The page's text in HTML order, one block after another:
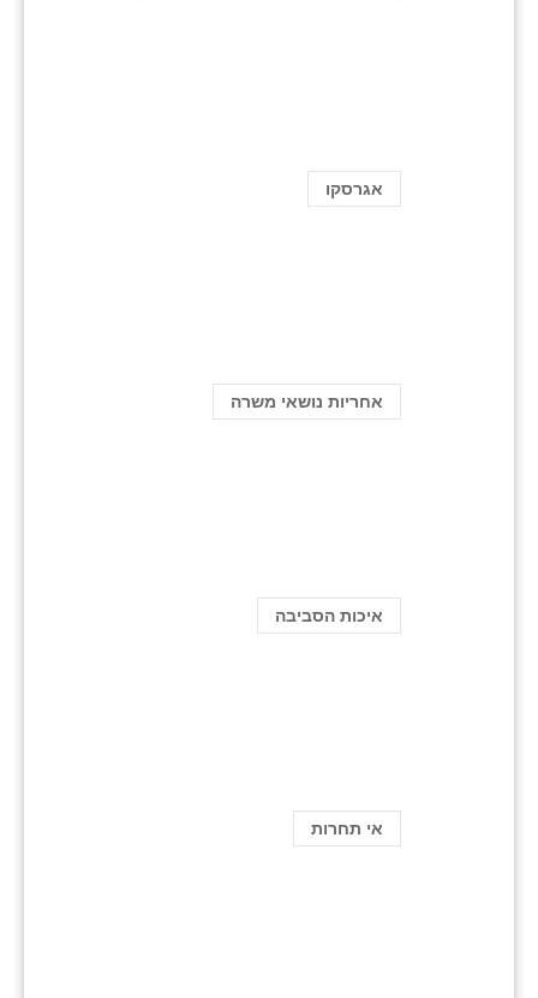
אגרסקו
אחריות נושאי משרה
איכות הסביבה
אי תחרות